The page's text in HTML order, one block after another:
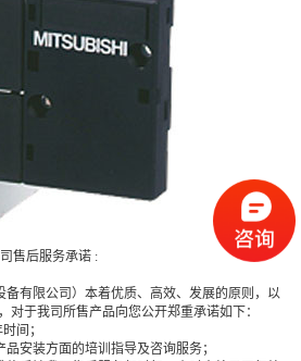
售后服务承诺 :
备有限公司）本着优质、高效、发展的原则，以
对于我司所售产品向您公开郑重承诺如下：
间；
安装方面的培训指导及咨询服务；